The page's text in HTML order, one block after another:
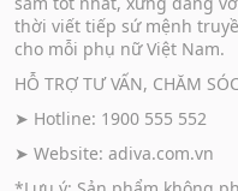
thời viết tiếp sứ mệnh
cho mỗi phụ nữ Việt Nam.
HỖ TRỢ TƯ VẤN, CHĂM
➤ Hotline: 1900 555 552
➤ Website: adiva.com.vn